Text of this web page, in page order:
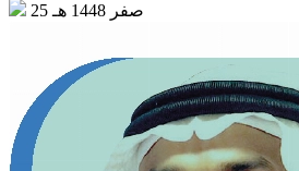
25 صفر 1448 هـ